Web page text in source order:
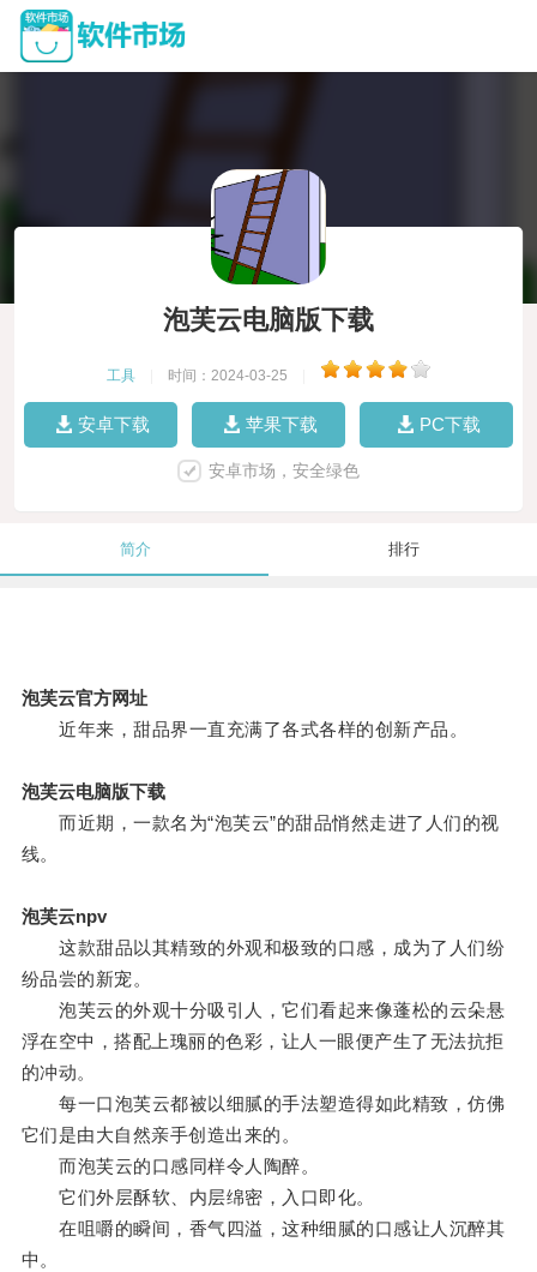
泡芙云电脑版下载
工具 时间：2024-03-25
安卓下载 苹果下载 PC下载
安卓市场，安全绿色
简介 排行
泡芙云官方网址
近年来，甜品界一直充满了各式各样的创新产品。
泡芙云电脑版下载
而近期，一款名为“泡芙云”的甜品悄然走进了人们的视
线。
泡芙云npv
这款甜品以其精致的外观和极致的口感，成为了人们纷
纷品尝的新宠。
泡芙云的外观十分吸引人，它们看起来像蓬松的云朵悬
浮在空中，搭配上瑰丽的色彩，让人一眼便产生了无法抗拒
的冲动。
每一口泡芙云都被以细腻的手法塑造得如此精致，仿佛
它们是由大自然亲手创造出来的。
而泡芙云的口感同样令人陶醉。
它们外层酥软、内层绵密，入口即化。
在咀嚼的瞬间，香气四溢，这种细腻的口感让人沉醉其
中。